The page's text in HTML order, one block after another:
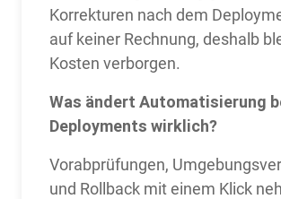
Korrekturen nach dem
auf keiner Rechnung, deshalb
Kosten verborgen.
Was ändert Automatisierung
Deployments wirklich?
Vorabprüfungen,
und Rollback mit einem Klick